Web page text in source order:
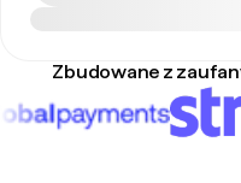
Zbudowane z